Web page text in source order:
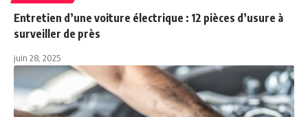
Entretien d’une voiture électrique : 12 pièces d’usure à
surveiller de près
juin 28, 2025